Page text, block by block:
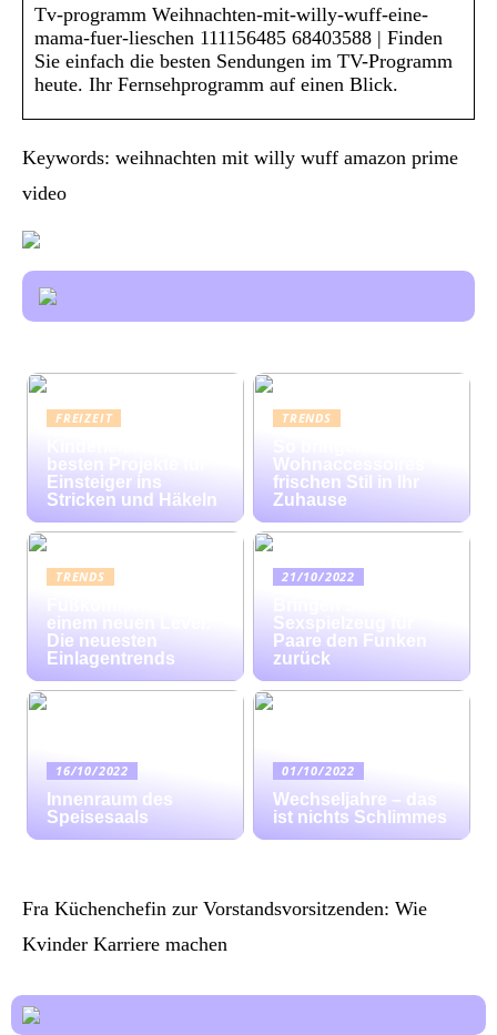
Tv-programm Weihnachten-mit-willy-wuff-eine-
mama-fuer-lieschen 111156485 68403588 | Finden
Sie einfach die besten Sendungen im TV-Programm
heute. Ihr Fernsehprogramm auf einen Blick.
Keywords: weihnachten mit willy wuff amazon prime
video
FREIZEIT
besten Projekte für
Einsteiger ins
Stricken und Häkeln
TRENDS
Wohnaccessoires
frischen Stil in Ihr
Zuhause
TRENDS
einem neuen Level:
Die neuesten
Einlagentrends
21/10/2022
Sexspielzeug für
Paare den Funken
zurück
16/10/2022
Innenraum des
Speisesaals
01/10/2022
Wechseljahre – das
ist nichts Schlimmes
Fra Küchenchefin zur Vorstandsvorsitzenden: Wie
Kvinder Karriere machen